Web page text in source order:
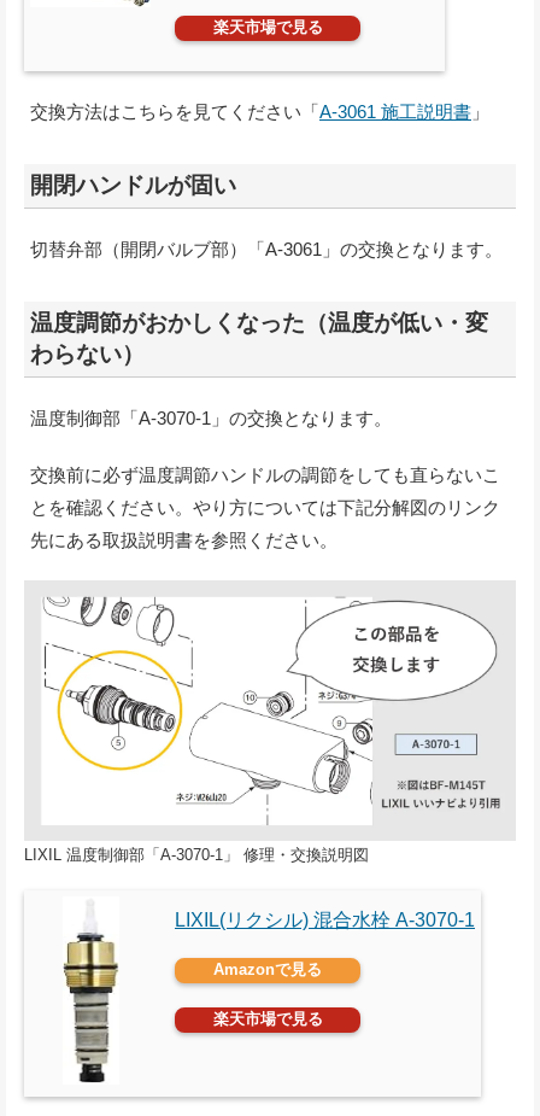
楽天市場で見る
交換方法はこちらを見てください「A-3061 施工説明書 」
開閉ハンドルが固い
切替弁部（開閉バルブ部）「A-3061」の交換となります。
温度調節がおかしくなった（温度が低い・変
わらない）
温度制御部「A-3070-1」の交換となります。
交換前に必ず温度調節ハンドルの調節をしても直らないこ
とを確認ください。やり方については下記分解図のリンク
先にある取扱説明書を参照ください。
LIXIL 温度制御部「A-3070-1」 修理・交換説明図
LIXIL(リクシル) 混合水栓 A-3070-1
Amazonで見る
楽天市場で見る